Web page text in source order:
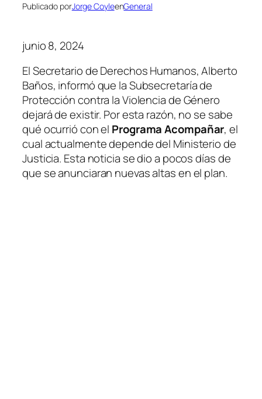
Publicado porJorge CoyleenGeneral
junio 8, 2024
El Secretario de Derechos Humanos, Alberto
Baños, informó que la Subsecretaría de
Protección contra la Violencia de Género
dejará de existir. Por esta razón, no se sabe
qué ocurrió con el Programa Acompañar, el
cual actualmente depende del Ministerio de
Justicia. Esta noticia se dio a pocos días de
que se anunciaran nuevas altas en el plan.